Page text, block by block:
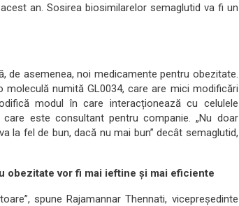
an. Sosirea biosimilarelor semaglutid va fi un
de asemenea, noi medicamente pentru obezitate.
moleculă numită GL0034, care are mici modificări
modul în care interacționează cu celulele
este consultant pentru companie. „Nu doar
la fel de bun, dacă nu mai bun” decât semaglutid,
obezitate vor fi mai ieftine și mai eficiente
spune Rajamannar Thennati, vicepreședinte